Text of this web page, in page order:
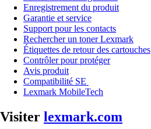
Enregistrement du produit
Garantie et service
Support pour les contacts
Rechercher un toner Lexmark
Étiquettes de retour des cartouches
Contrôler pour protéger
Avis produit
Compatibilité SE
Lexmark MobileTech
Visiter lexmark.com